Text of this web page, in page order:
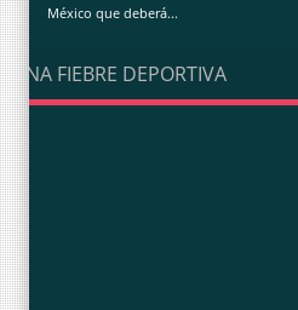
México que deberá...
UNA FIEBRE DEPORTIVA